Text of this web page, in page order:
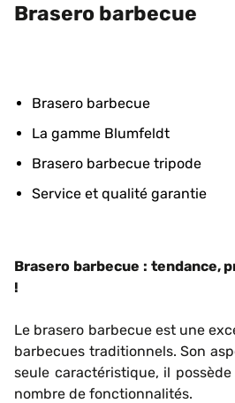
Brasero barbecue
Brasero barbecue
La gamme Blumfeldt
Brasero barbecue tripode
Service et qualité garantie
Brasero barbecue : tendance,
!
Le brasero barbecue est une
barbecues traditionnels. Son
seule caractéristique, il
nombre de fonctionnalités.